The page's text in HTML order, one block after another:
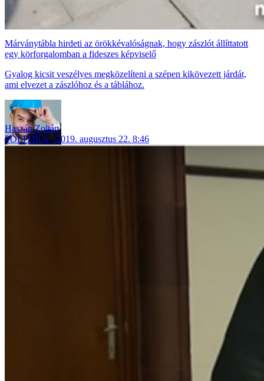
Márványtábla hirdeti az örökkévalóságnak, hogy zászlót állíttatott
egy körforgalomban a fideszes képviselő
Gyalog kicsit veszélyes megközelíteni a szépen kikövezett járdát,
ami elvezet a zászlóhoz és a táblához.
Haszán Zoltán
POLITIKA
2019. augusztus 22. 8:46